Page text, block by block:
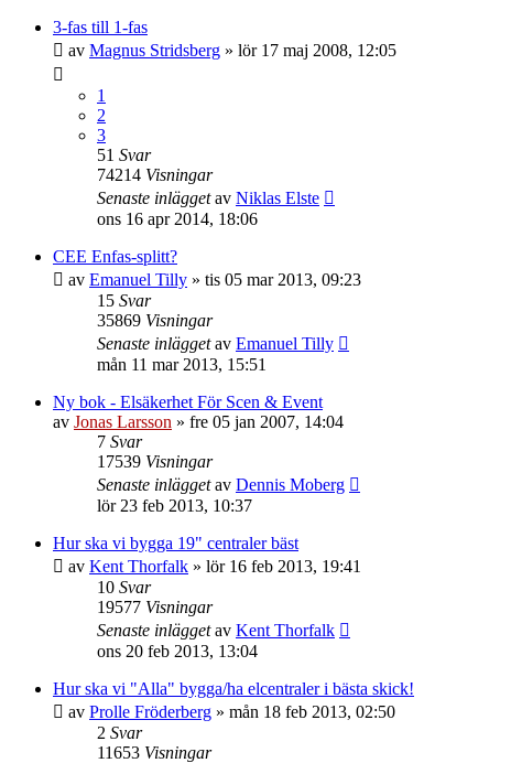
3-fas till 1-fas
av Magnus Stridsberg » lör 17 maj 2008, 12:05
1
2
3
51 Svar
74214 Visningar
Senaste inläggetav Niklas Elste
ons 16 apr 2014, 18:06
CEE Enfas-splitt?
av Emanuel Tilly » tis 05 mar 2013, 09:23
15 Svar
35869 Visningar
Senaste inläggetav Emanuel Tilly
mån 11 mar 2013, 15:51
Ny bok - Elsäkerhet För Scen & Event
av Jonas Larsson » fre 05 jan 2007, 14:04
7 Svar
17539 Visningar
Senaste inläggetav Dennis Moberg
lör 23 feb 2013, 10:37
Hur ska vi bygga 19" centraler bäst
av Kent Thorfalk » lör 16 feb 2013, 19:41
10 Svar
19577 Visningar
Senaste inläggetav Kent Thorfalk
ons 20 feb 2013, 13:04
Hur ska vi "Alla" bygga/ha elcentraler i bästa skick!
av Prolle Fröderberg » mån 18 feb 2013, 02:50
2 Svar
11653 Visningar